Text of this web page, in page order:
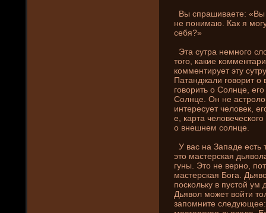
Вы спрашиваете:
не пони­маю. Как я
себя?»
Эта сутра немного
того, какие
комментирует эту
Патанджали говорит
говорить о Солнце,
Солнце. Он не
интересует человек,
е, карта
о внешнем солнце.
У вас на Западе­
это мастерская
гуны. Это не верно,
мастерская Бога.
поскольку в пустой
Дьявол может войти
запомни­те